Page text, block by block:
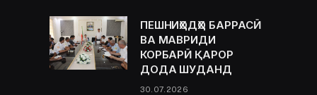
ПЕШНИҲОДҲО БАРРАСӢ
ВА МАВРИДИ
КОРБАРӢ ҚАРОР
ДОДА ШУДАНД
30.07.2026